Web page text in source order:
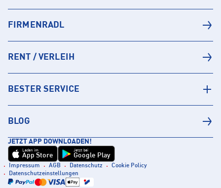
FIRMENRADL
RENT / VERLEIH
BESTER SERVICE
BLOG
JETZT APP DOWNLOADEN!
Laden im
App Store
Jetzt bei
Google Play
Impressum AGB Datenschutz
Cookie Policy
Datenschutzeinstellungen